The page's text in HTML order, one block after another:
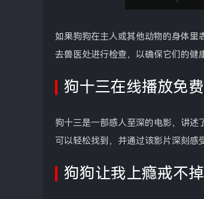
如果狗狗在主人或其他动物的身体里
去兽医处进行检查，以确保它们的健
狗十三在线播放免
狗十三是一部感人至深的电影，讲述
可以轻松找到，并通过该影片深刻感
狗狗让我上瘾戒不